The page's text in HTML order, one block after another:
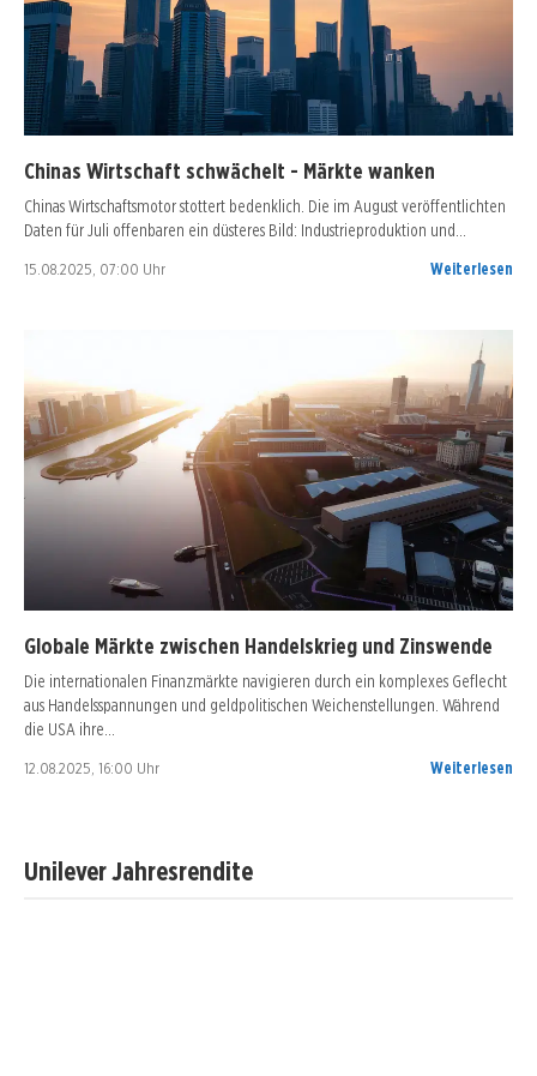
Chinas Wirtschaft schwächelt - Märkte wanken
Chinas Wirtschaftsmotor stottert bedenklich. Die im August veröffentlichten
Daten für Juli offenbaren ein düsteres Bild: Industrieproduktion und…
15.08.2025, 07:00 Uhr Weiterlesen
Globale Märkte zwischen Handelskrieg und Zinswende
Die internationalen Finanzmärkte navigieren durch ein komplexes Geflecht
aus Handelsspannungen und geldpolitischen Weichenstellungen. Während
die USA ihre…
12.08.2025, 16:00 Uhr Weiterlesen
Unilever Jahresrendite